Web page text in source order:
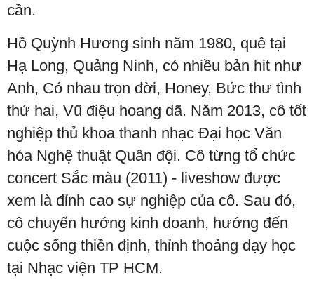
cần.
Hồ Quỳnh Hương sinh năm 1980, quê tại
Hạ Long, Quảng Ninh, có nhiều bản hit như
Anh, Có nhau trọn đời, Honey, Bức thư tình
thứ hai, Vũ điệu hoang dã. Năm 2013, cô tốt
nghiệp thủ khoa thanh nhạc Đại học Văn
hóa Nghệ thuật Quân đội. Cô từng tổ chức
concert Sắc màu (2011) - liveshow được
xem là đỉnh cao sự nghiệp của cô. Sau đó,
cô chuyển hướng kinh doanh, hướng đến
cuộc sống thiền định, thỉnh thoảng dạy học
tại Nhạc viện TP HCM.